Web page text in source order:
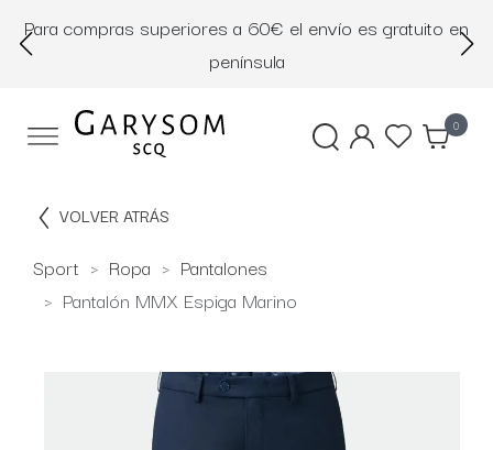
Para compras superiores a 60€ el envío es gratuito en
península
0
VOLVER ATRÁS
Sport Ropa
Pantalones
Pantalón MMX Espiga Marino